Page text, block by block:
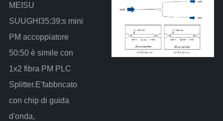
MEISU
SUUGHI35;39;s mini
PM accoppiatore
50:50 è simile con
1x2 fibra PM PLC
Splitter.E'fabbricato
con chip di guida
d'onda,